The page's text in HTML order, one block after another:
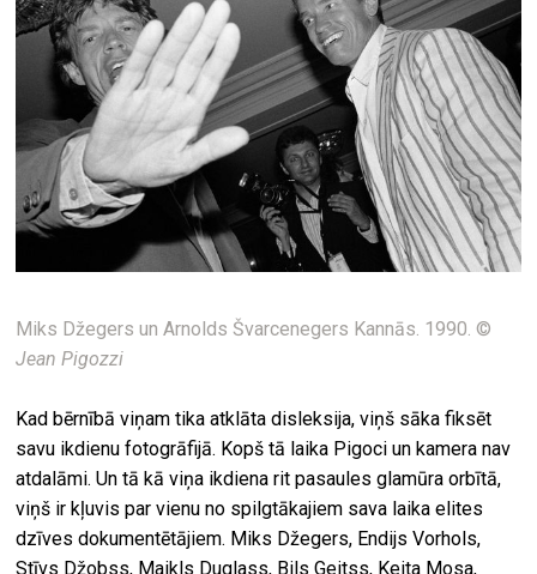
Miks Džegers un Arnolds Švarcenegers Kannās. 1990. ©
Jean Pigozzi
Kad bērnībā viņam tika atklāta disleksija, viņš sāka fiksēt
savu ikdienu fotogrāfijā. Kopš tā laika Pigoci un kamera nav
atdalāmi. Un tā kā viņa ikdiena rit pasaules glamūra orbītā,
viņš ir kļuvis par vienu no spilgtākajiem sava laika elites
dzīves dokumentētājiem. Miks Džegers, Endijs Vorhols,
Stīvs Džobss, Maikls Duglass, Bils Geitss, Keita Mosa,